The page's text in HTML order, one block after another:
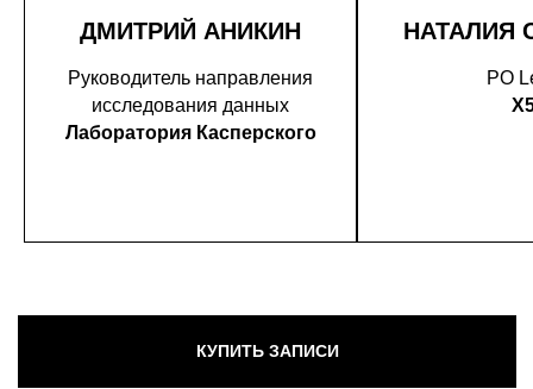
ДМИТРИЙ АНИКИН
Руководитель направления
исследования данных
Лаборатория Касперского
НАТАЛИЯ
PO